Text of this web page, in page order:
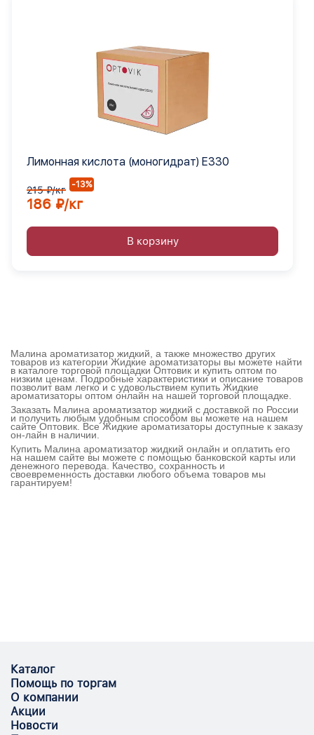
Лимонная кислота (моногидрат) Е330
215 ₽/кг -13%
186 ₽/кг
В корзину
Малина ароматизатор жидкий, а также множество других
товаров из категории Жидкие ароматизаторы вы можете найти
в каталоге торговой площадки Оптовик и купить оптом по
низким ценам. Подробные характеристики и описание товаров
позволит вам легко и с удовольствием купить Жидкие
ароматизаторы оптом онлайн на нашей торговой площадке.
Заказать Малина ароматизатор жидкий с доставкой по России
и получить любым удобным способом вы можете на нашем
сайте Оптовик. Все Жидкие ароматизаторы доступные к заказу
он-лайн в наличии.
Купить Малина ароматизатор жидкий онлайн и оплатить его
на нашем сайте вы можете с помощью банковской карты или
денежного перевода. Качество, сохранность и
своевременность доставки любого объема товаров мы
гарантируем!
Каталог
Помощь по торгам
О компании
Акции
Новости